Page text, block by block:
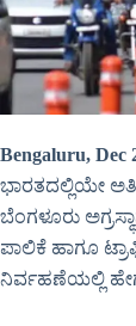
Bengaluru, Dec
ಭಾರತದಲ್ಲಿಯೇ ಅತಿ
ಬೆಂಗಳೂರು
ಪಾಲಿಕೆ ಹಾಗೂ
ನಿರ್ವಹಣೆಯಲ್ಲಿ ಹೇಗೆ